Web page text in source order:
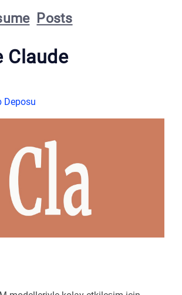
Posts
Claude
Deposu